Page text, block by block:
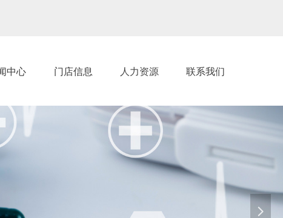
中心 门店信息 人力资源 联系我们
넲